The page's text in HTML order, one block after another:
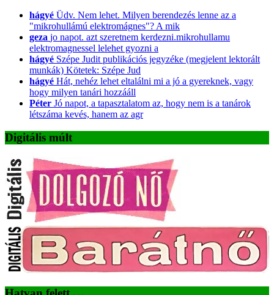
hágyé Üdv. Nem lehet. Milyen berendezés lenne az a
"mikrohullámú elektromágnes"? A mik
geza jo napot. azt szeretnem kerdezni.mikrohullamu
elektromagnessel lelehet gyozni a
hágyé Szépe Judit publikációs jegyzéke (megjelent lektorált
munkák) Kötetek: Szépe Jud
hágyé Hát, nehéz lehet eltalálni mi a jó a gyereknek, vagy
hogy milyen tanári hozzááll
Péter Jó napot, a tapasztalatom az, hogy nem is a tanárok
létszáma kevés, hanem az agr
Digitális múlt